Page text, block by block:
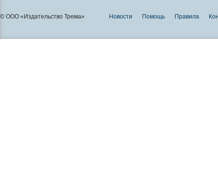
© ООО «Издательство Трема» Новости Помощь Правила